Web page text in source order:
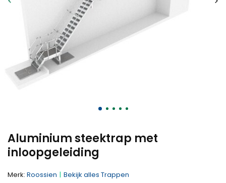
Aluminium steektrap met
inloopgeleiding
Merk: Roossien Bekijk alles Trappen